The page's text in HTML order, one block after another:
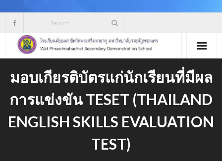
content
มอบเกียรติบัตรแก่นักเรียนที่มีผล
การแข่งขัน TESET (THAILAND
ENGLISH SKILLS EVALUATION
TEST)